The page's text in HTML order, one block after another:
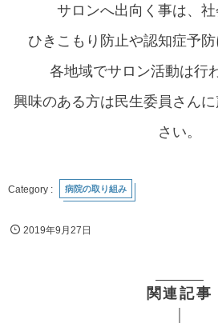
サロンへ出向く事は、
ひきこもり防止や認知症予防
各地域でサロン活動は行
興味のある方は民生委員さん
さい。
病院の取り組み
2019年9月27日
関連記事